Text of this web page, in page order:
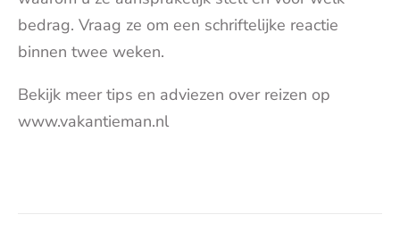
bedrag. Vraag ze om een schriftelijke reactie
binnen twee weken.
Bekijk meer tips en adviezen over reizen op
www.vakantieman.nl